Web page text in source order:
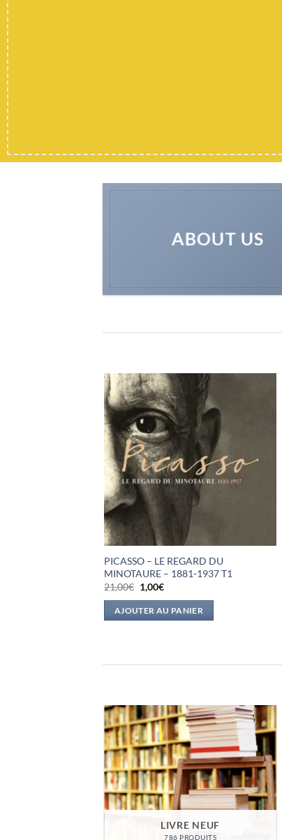
ABOUT US
PICASSO – LE REGARD DU
MINOTAURE – 1881-1937 T1
21,00€ Le
prix
initial
était :
1,00€Le
actuel
est :
AJOUTER AU PANIER
LIVRE NEUF
786 PRODUITS